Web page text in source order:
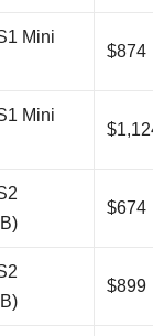
Mini
$874
Mini
$674
$899